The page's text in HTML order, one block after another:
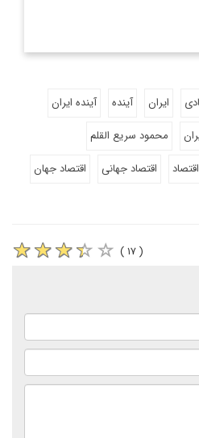
ایران آینده
آینده ایران
محمود سریع القلم
اقتصاد اقتصاد جهانی اقتصاد جهان
( ۱۷ )